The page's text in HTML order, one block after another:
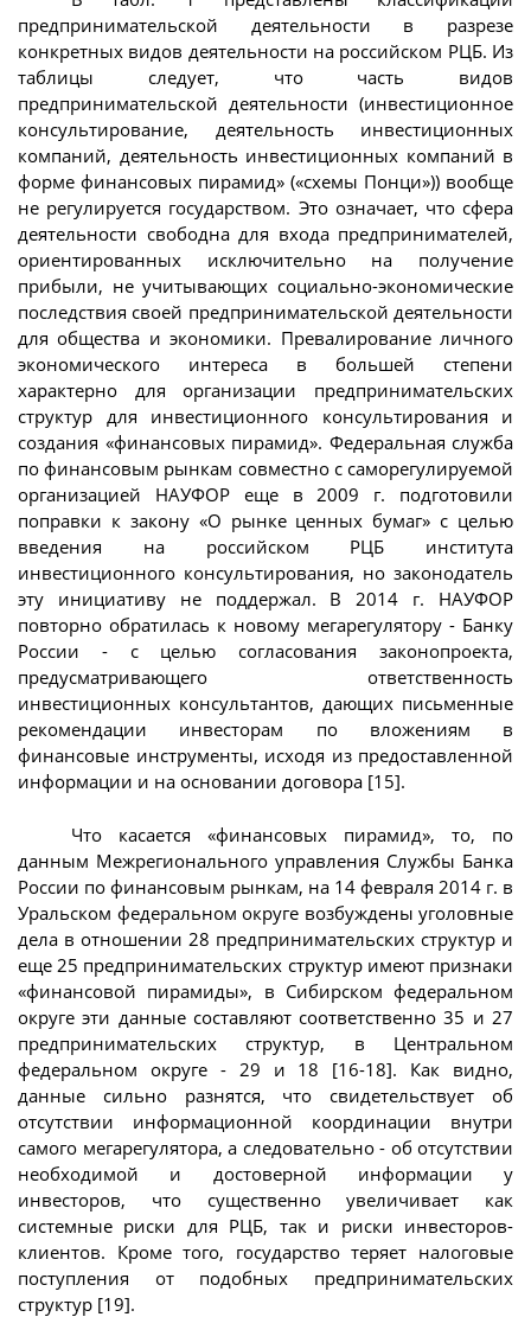
предпринимательской деятельности в разрезе
конкретных видов деятельности на российском РЦБ. Из
таблицы следует, что часть видов
предпринимательской деятельности (инвестиционное
консультирование, деятельность инвестиционных
компаний, деятельность инвестиционных компаний в
форме финансовых пирамид» («схемы Понци»)) вообще
не регулируется государством. Это означает, что сфера
деятельности свободна для входа предпринимателей,
ориентированных исключительно на получение
прибыли, не учитывающих социально-экономические
последствия своей предпринимательской деятельности
для общества и экономики. Превалирование личного
экономического интереса в большей степени
характерно для организации предпринимательских
структур для инвестиционного консультирования и
создания «финансовых пирамид». Федеральная служба
по финансовым рынкам совместно с саморегулируемой
организацией НАУФОР еще в 2009 г. подготовили
поправки к закону «О рынке ценных бумаг» с целью
введения на российском РЦБ института
инвестиционного консультирования, но законодатель
эту инициативу не поддержал. В 2014 г. НАУФОР
повторно обратилась к новому мегарегулятору - Банку
России - с целью согласования законопроекта,
предусматривающего ответственность
инвестиционных консультантов, дающих письменные
рекомендации инвесторам по вложениям в
финансовые инструменты, исходя из предоставленной
информации и на основании договора [15].
Что касается «финансовых пирамид», то, по
данным Межрегионального управления Службы Банка
России по финансовым рынкам, на 14 февраля 2014 г. в
Уральском федеральном округе возбуждены уголовные
дела в отношении 28 предпринимательских структур и
еще 25 предпринимательских структур имеют признаки
«финансовой пирамиды», в Сибирском федеральном
округе эти данные составляют соответственно 35 и 27
предпринимательских структур, в Центральном
федеральном округе - 29 и 18 [16-18]. Как видно,
данные сильно разнятся, что свидетельствует об
отсутствии информационной координации внутри
самого мегарегулятора, а следовательно - об отсутствии
необходимой и достоверной информации у
инвесторов, что существенно увеличивает как
системные риски для РЦБ, так и риски инвесторов-
клиентов. Кроме того, государство теряет налоговые
поступления от подобных предпринимательских
структур [19].